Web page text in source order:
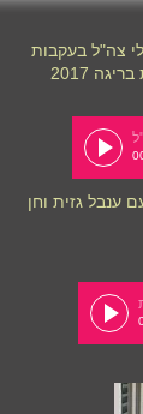
צה"ל בעקבות
2017
ענבל גזית וחן